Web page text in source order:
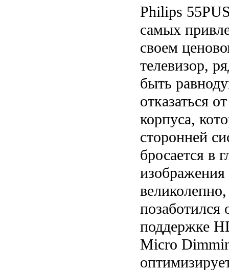
Philips
самых
своем
телевизор,
быть
отказаться
корпуса,
сторонней
бросается в
поддержке
Micro